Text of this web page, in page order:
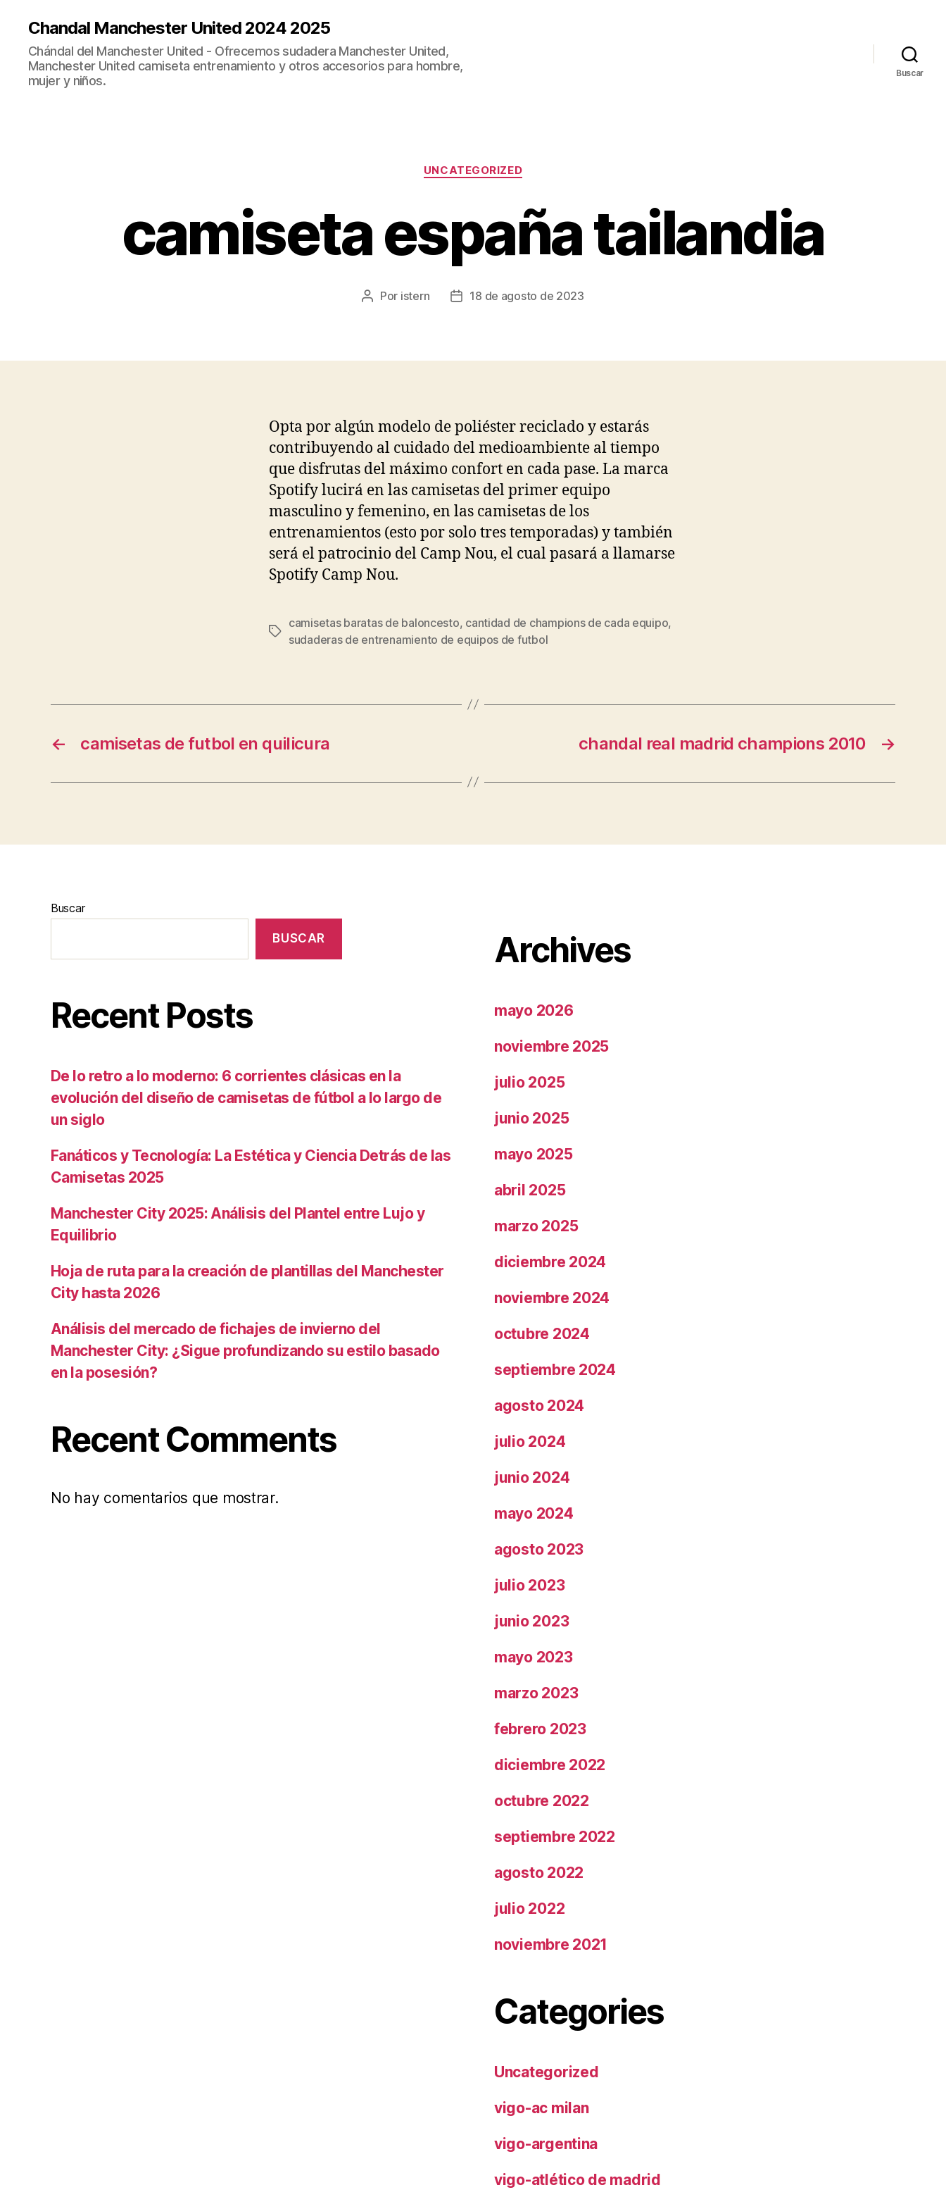
Chandal Manchester United 2024 2025
Chándal del Manchester United - Ofrecemos sudadera Manchester United,
Manchester United camiseta entrenamiento y otros accesorios para hombre,
mujer y niños.
Buscar
Categorías
UNCATEGORIZED
camiseta españa tailandia
Autor
Por istern
Fecha18 de agosto de 2023
Opta por algún modelo de poliéster reciclado y estarás
contribuyendo al cuidado del medioambiente al tiempo
que disfrutas del máximo confort en cada pase. La marca
Spotify lucirá en las camisetas del primer equipo
masculino y femenino, en las camisetas de los
entrenamientos (esto por solo tres temporadas) y también
será el patrocinio del Camp Nou, el cual pasará a llamarse
Spotify Camp Nou.
Etiquetas
camisetas baratas de baloncesto, cantidad de champions de cada equipo,
sudaderas de entrenamiento de equipos de futbol
← camisetas de futbol en quilicura →
chandal real madrid champions 2010
Buscar
BUSCAR
Recent Posts
De lo retro a lo moderno: 6 corrientes clásicas en la
evolución del diseño de camisetas de fútbol a lo largo de
un siglo
Fanáticos y Tecnología: La Estética y Ciencia Detrás de las
Camisetas 2025
Manchester City 2025: Análisis del Plantel entre Lujo y
Equilibrio
Hoja de ruta para la creación de plantillas del Manchester
City hasta 2026
Análisis del mercado de fichajes de invierno del
Manchester City: ¿Sigue profundizando su estilo basado
en la posesión?
Recent Comments
No hay comentarios que mostrar.
Archives
mayo 2026
noviembre 2025
julio 2025
junio 2025
mayo 2025
abril 2025
marzo 2025
diciembre 2024
noviembre 2024
octubre 2024
septiembre 2024
agosto 2024
julio 2024
junio 2024
mayo 2024
agosto 2023
julio 2023
junio 2023
mayo 2023
marzo 2023
febrero 2023
diciembre 2022
octubre 2022
septiembre 2022
agosto 2022
julio 2022
noviembre 2021
Categories
Uncategorized
vigo-ac milan
vigo-argentina
vigo-atlético de madrid